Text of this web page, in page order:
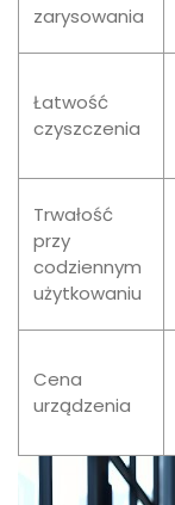
zarysowania
Łatwość
czyszczenia
Trwałość
przy
codziennym
użytkowaniu
Cena
urządzenia